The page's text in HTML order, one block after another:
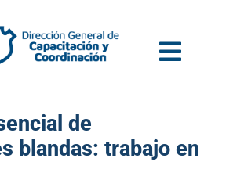
de
blandas: trabajo en